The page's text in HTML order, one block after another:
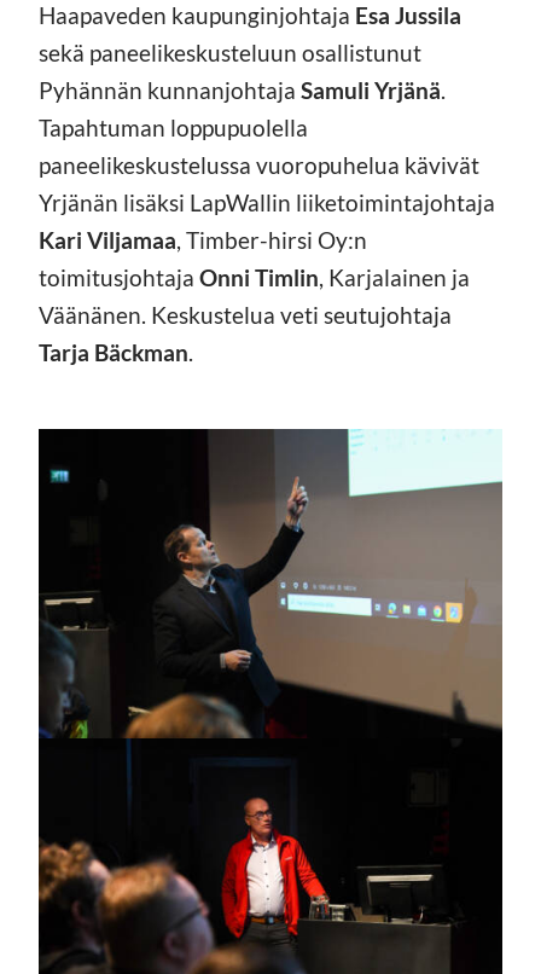
Haapaveden kaupunginjohtaja Esa Jussila
sekä paneelikeskusteluun osallistunut
Pyhännän kunnanjohtaja Samuli Yrjänä.
Tapahtuman loppupuolella
paneelikeskustelussa vuoropuhelua kävivät
Yrjänän lisäksi LapWallin liiketoimintajohtaja
Kari Viljamaa, Timber-hirsi Oy:n
toimitusjohtaja Onni Timlin, Karjalainen ja
Väänänen. Keskustelua veti seutujohtaja
Tarja Bäckman.
Pekka
Iivari
esittelee
alueen